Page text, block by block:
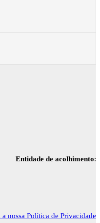
Entidade de acolhimento:
nossa Política de Privacidade